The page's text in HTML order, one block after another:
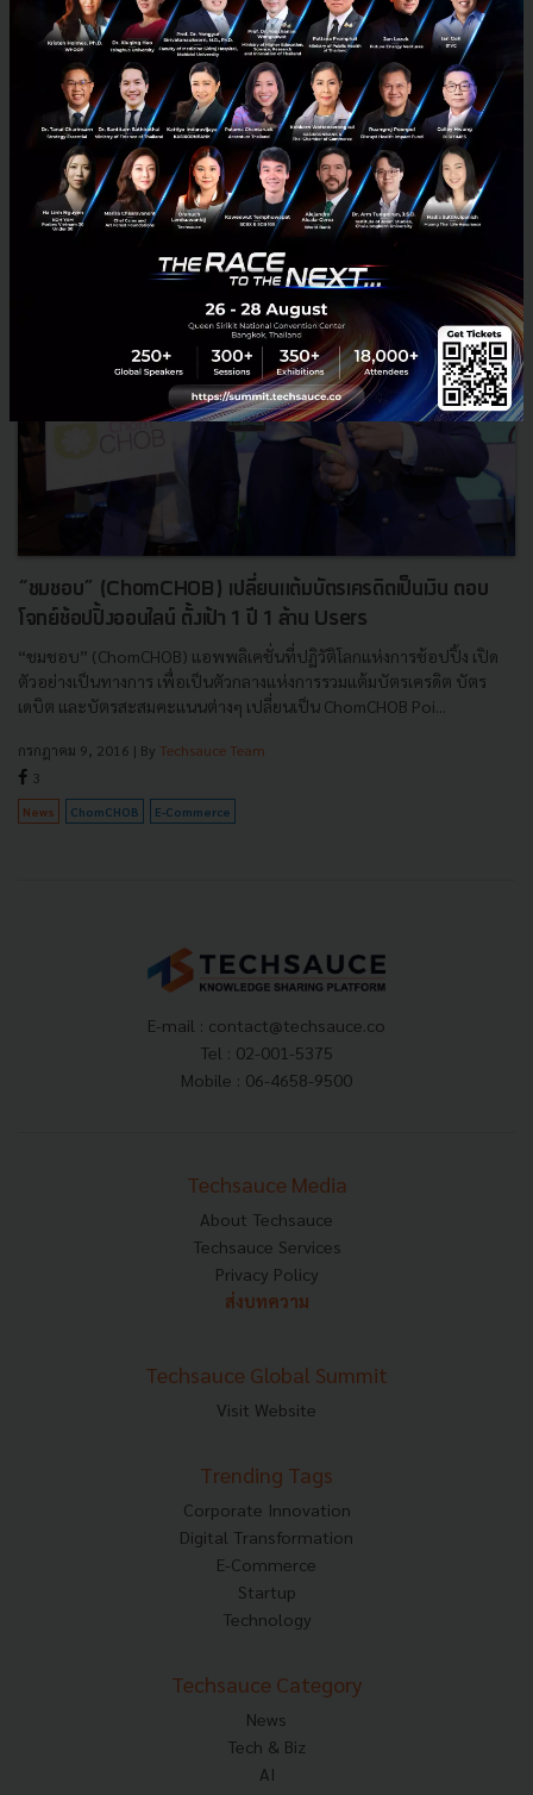
Krungsri RISE (กรุงศรี ไรส์) โครงการบ่มเพาะฟินเทคสตาร์ทอัพ ได้จัดงาน
Demo Day แสดงผลงานของสตาร์ทอัพในโครงการทั้ง 15 ทีม เมื่อวันพุธที่
14 กันยายน ที่ผ่านมา มาทำความรู้จักกับพวกเขาก...
กันยายน 16, 2016| ByTechsauce Team
NTER iTax AppMan Meefund
“ชมชอบ” (ChomCHOB) เปลี่ยนแต้มบัตรเครดิตเป็นเงิน ตอบ
โจทย์ช้อปปิ้งออนไลน์ ตั้งเป้า 1 ปี 1 ล้าน Users
“ชมชอบ” (ChomCHOB) แอพพลิเคชั่นที่ปฏิวัติโลกแห่งการช้อปปิ้ง เปิด
ตัวอย่างเป็นทางการ เพื่อเป็นตัวกลางแห่งการรวมแต้มบัตรเครดิต บัตร
เดบิต และบัตรสะสมคะแนนต่างๆ เปลี่ยนเป็น ChomCHOB Poi...
กรกฎาคม 9, 2016 | By Techsauce Team
3
News ChomCHOB E-Commerce
E-mail : contact@techsauce.co
Tel : 02-001-5375
Mobile : 06-4658-9500
Techsauce Media
About Techsauce
Techsauce Services
Privacy Policy
ส่งบทความ
Techsauce Global Summit
Visit Website
Trending Tags
Corporate Innovation
Digital Transformation
E-Commerce
Startup
Technology
Techsauce Category
News
Tech & Biz
AI